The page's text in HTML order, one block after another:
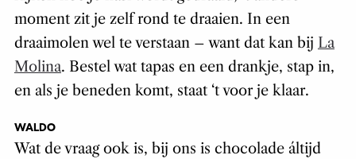
moment zit je zelf rond te draaien. In een
draaimolen wel te verstaan – want dat kan bij La
Molina. Bestel wat tapas en een drankje, stap in,
en als je beneden komt, staat ‘t voor je klaar.
WALDO
Wat de vraag ook is, bij ons is chocolade áltijd